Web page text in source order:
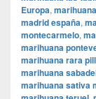
Europa,
madrid españa,
montecarmelo,
marihuana
marihuana rara
marihuana
marihuana sativa